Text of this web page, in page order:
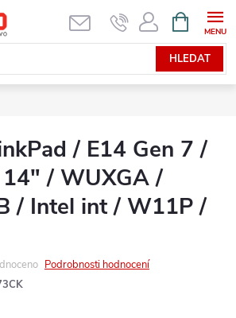
HLEDAT
NÁKUPNÍ
KOŠÍK
/ E14 Gen 7 /
/ WUXGA /
/ Intel int / W11P /
Podrobnosti hodnocení